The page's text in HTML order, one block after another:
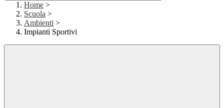
Home >
Scuola >
Ambienti >
Impianti Sportivi